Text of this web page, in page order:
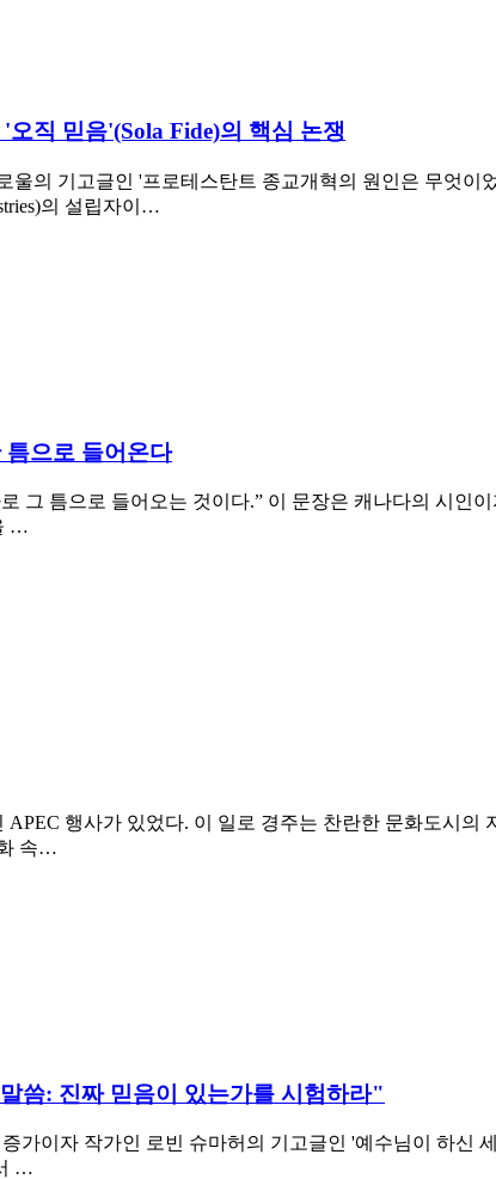
직 믿음'(Sola Fide)의 핵심 논쟁
의 기고글인 '프로테스탄트 종교개혁의 원인은 무엇이었
의 설립자이…
으로 들어온다
그 틈으로 들어오는 것이다.” 이 문장은 캐나다의 시인
…
행사가 있었다. 이 일로 경주는 찬란한 문화도시
속…
씀: 진짜 믿음이 있는가를 시험하라"
가이자 작가인 로빈 슈마허의 기고글인 '예수님이 하신
…